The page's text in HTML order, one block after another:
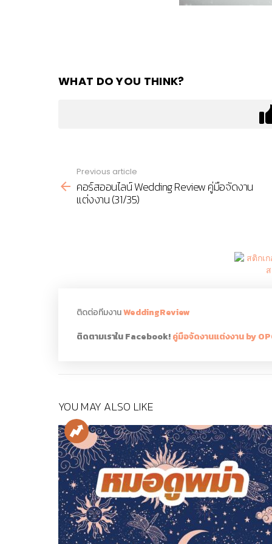
WHAT DO YOU THINK?
more
Previous article
คอร์สออนไลน์ Wedding Review คู่มือจัดงาน
แต่งงาน (31/35)
ติดต่อทีมงานWeddingReview
ติดตามเราใน Facebook!คู่มือจัดงานแต่งงาน by
YOU MAY ALSO LIKE